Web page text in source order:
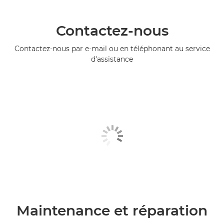
Contactez-nous
Contactez-nous par e-mail ou en téléphonant au service
d'assistance
Maintenance et réparation